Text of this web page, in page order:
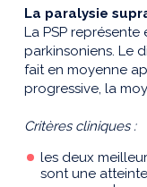
La paralysie
La PSP représente
parkinsoniens. Le
fait en moyenne
progressive, la
Critères cliniques :
les deux
sont une